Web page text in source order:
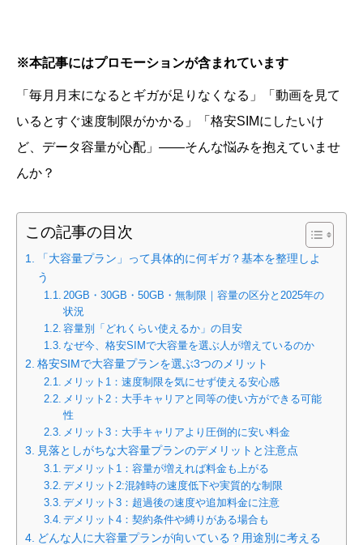
※本記事にはプロモーションが含まれています
「毎月月末になるとギガが足りなくなる」「動画を見て
いるとすぐ速度制限がかかる」「格安SIMにしたいけ
ど、データ容量が心配」――そんな悩みを抱えていませ
んか？
この記事の目次
「大容量プラン」って具体的に何ギガ？基本を整理しよ
う
20GB・30GB・50GB・無制限｜容量の区分と2025年の
状況
容量別「どれくらい使えるか」の目安
なぜ今、格安SIMで大容量を選ぶ人が増えているのか
格安SIMで大容量プランを選ぶ3つのメリット
メリット1：速度制限を気にせず使える安心感
メリット2：大手キャリアと同等の使い方ができる可能
性
メリット3：大手キャリアより圧倒的に安い料金
見落としがちな大容量プランのデメリットと注意点
デメリット1：容量が増えれば料金も上がる
デメリット2:混雑時の速度低下や実質的な制限
デメリット3：超過後の速度や追加料金に注意
デメリット4：契約条件や縛りがある場合も
どんな人に大容量プランが向いている？用途別に考える